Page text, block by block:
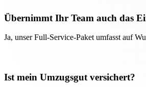
Übernimmt Ihr Team auch das
Ja, unser Full-Service-Paket umfasst auf
Ist mein Umzugsgut versichert?